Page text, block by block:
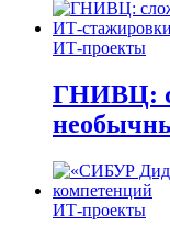
ИТ-проекты
ГНИВЦ:
ИТ-проекты